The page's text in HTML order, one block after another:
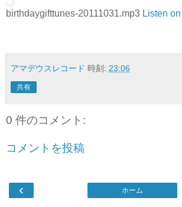
birthdaygifttunes-20111031.mp3 Listen
アマデウスレコード 時刻: 23:06
共有
0 件のコメント:
コメントを投稿
‹ ホーム